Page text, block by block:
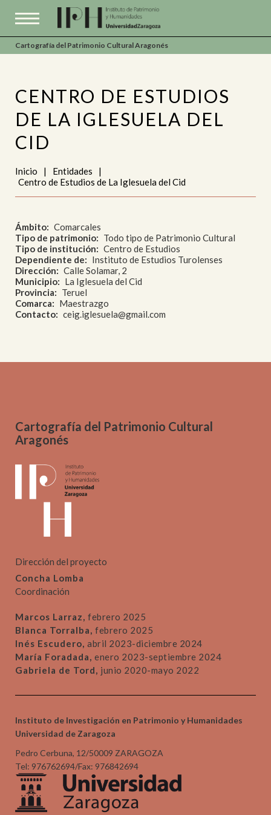
Cartografía del Patrimonio Cultural Aragonés
CENTRO DE ESTUDIOS
DE LA IGLESUELA DEL
CID
Inicio | Entidades
|
Centro de Estudios de La Iglesuela del Cid
Ámbito
Comarcales
Tipo de patrimonio
Todo tipo de Patrimonio Cultural
Tipo de institución
Centro de Estudios
Dependiente de
Instituto de Estudios Turolenses
Dirección
Calle Solamar, 2
Municipio
La Iglesuela del Cid
Provincia
Teruel
Comarca
Maestrazgo
Contacto
ceig.iglesuela@gmail.com
Cartografía del Patrimonio Cultural
Aragonés
Dirección del proyecto
Concha Lomba
Coordinación
Marcos Larraz, febrero 2025
Blanca Torralba, febrero 2025
Inés Escudero, abril 2023-diciembre 2024
María Foradada, enero 2023-septiembre 2024
Gabriela de Tord, junio 2020-mayo 2022
Instituto de Investigación en Patrimonio y Humanidades
Universidad de Zaragoza
Pedro Cerbuna, 12/50009 ZARAGOZA
Tel: 976762694/Fax: 976842694